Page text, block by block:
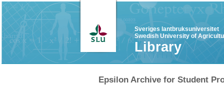
Sveriges lantbruksuniversitet
Swedish University of
Library
Epsilon Archive for Student